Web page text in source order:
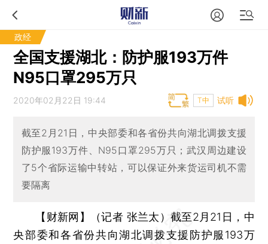
政经
全国支援湖北：防护服193万件
N95口罩295万只
试听
2020年02月22日 19:44 T中
截至2月21日，中央部委和各省份共向湖北调拨支援
防护服193万件、N95口罩295万只；武汉周边建设
了5个省际运输中转站，可以保证外来货运司机不需
要隔离
【财新网】（记者 张兰太） 截至2月21日，中
央部委和各省份共向湖北调拨支援防护服193万